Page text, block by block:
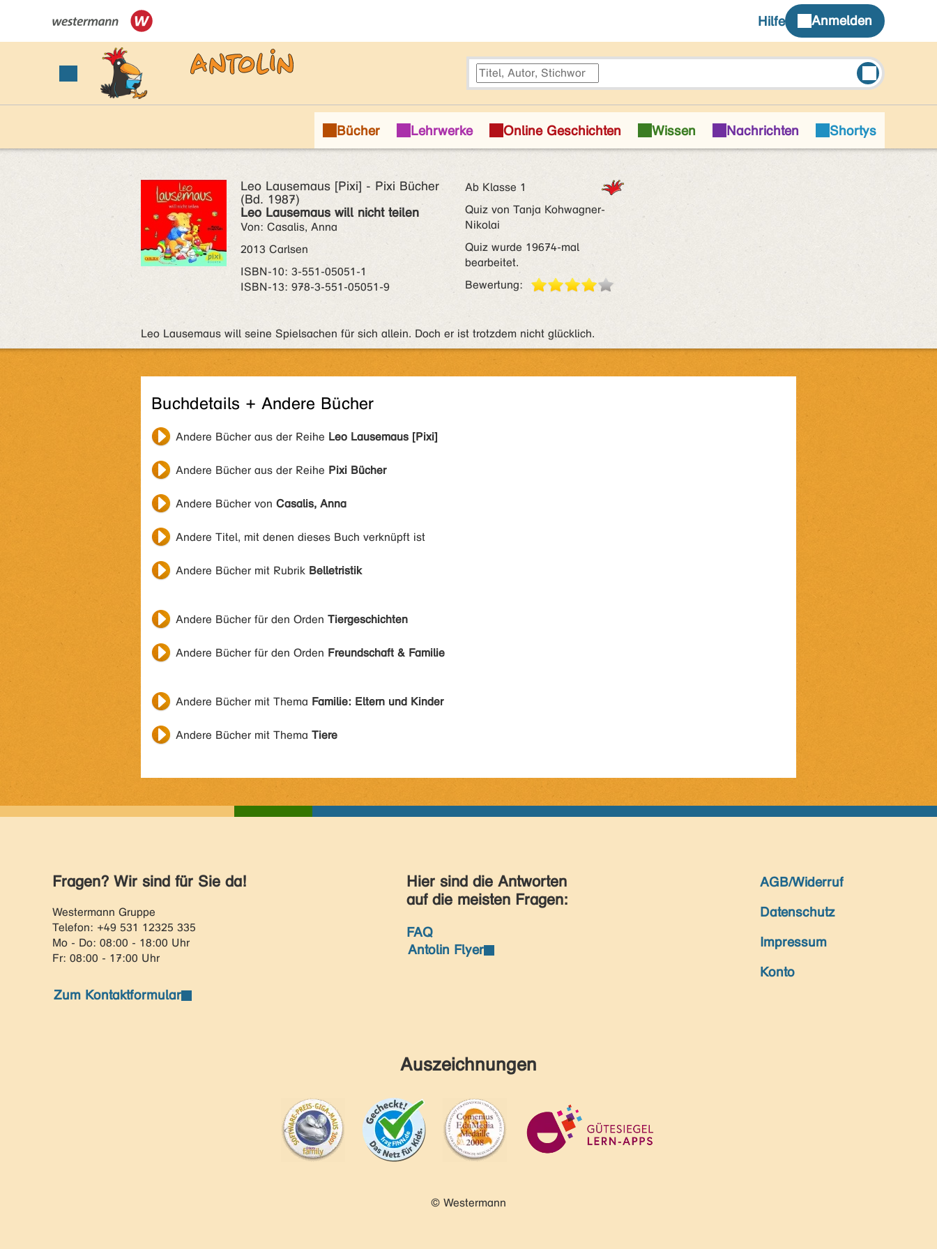
Leo Lausemaus [Pixi] - Pixi Bücher
(Bd. 1987)
Leo Lausemaus will nicht teilen
Von: Casalis, Anna
2013 Carlsen
ISBN‑10: 3-551-05051-1
ISBN‑13: 978-3-551-05051-9
Ab Klasse 1
Quiz von Tanja Kohwagner-
Nikolai
Quiz wurde 19674-mal
bearbeitet.
Bewertung:
Leo Lausemaus will seine Spielsachen für sich allein. Doch er ist trotzdem nicht glücklich.
Buchdetails + Andere Bücher
Andere Bücher aus der Reihe Leo Lausemaus [Pixi]
Andere Bücher aus der Reihe Pixi Bücher
Andere Bücher von Casalis, Anna
Andere Titel, mit denen dieses Buch verknüpft ist
Andere Bücher mit Rubrik Belletristik
Andere Bücher für den Orden Tiergeschichten
Andere Bücher für den Orden Freundschaft & Familie
Andere Bücher mit Thema Familie: Eltern und Kinder
Andere Bücher mit Thema Tiere